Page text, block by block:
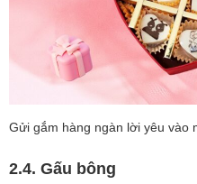
Gửi gắm hàng ngàn lời yêu vào
2.4. Gấu bông